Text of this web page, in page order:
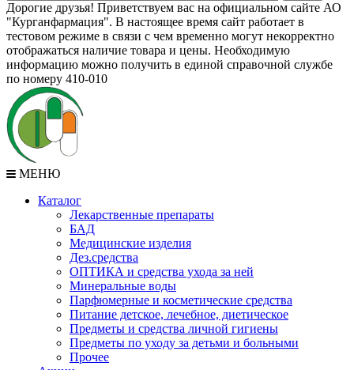
Дорогие друзья! Приветствуем вас на официальном сайте АО
"Курганфармация". В настоящее время сайт работает в
тестовом режиме в связи с чем временно могут некорректно
отображаться наличие товара и цены. Необходимую
информацию можно получить в единой справочной службе
по номеру 410-010
МЕНЮ
Каталог
Лекарственные препараты
БАД
Медицинские изделия
Дез.средства
ОПТИКА и средства ухода за ней
Минеральные воды
Парфюмерные и косметические средства
Питание детское, лечебное, диетическое
Предметы и средства личной гигиены
Предметы по уходу за детьми и больными
Прочее